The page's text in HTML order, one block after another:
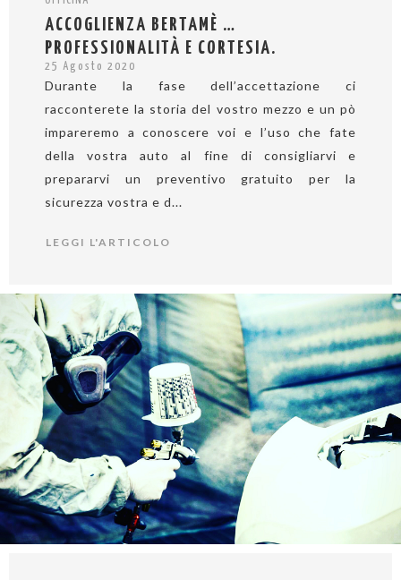
ACCOGLIENZA BERTAMÈ …
PROFESSIONALITÀ E CORTESIA.
25 Agosto 2020
Durante la fase dell’accettazione ci
racconterete la storia del vostro mezzo e un pò
impareremo a conoscere voi e l’uso che fate
della vostra auto al fine di consigliarvi e
prepararvi un preventivo gratuito per la
sicurezza vostra e d...
LEGGI L'ARTICOLO